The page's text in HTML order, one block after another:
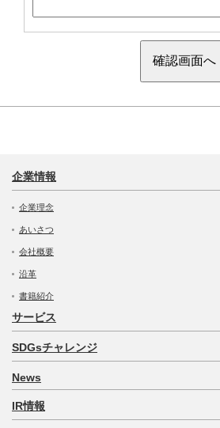
企業情報
企業理念
あいさつ
会社概要
沿革
書籍紹介
サービス
SDGsチャレンジ
News
IR情報